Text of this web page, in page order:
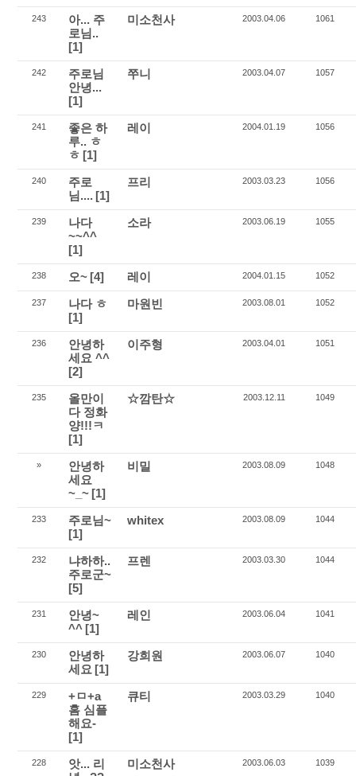
243
아... 주
로님..
[1]
미소천사 2003.04.06 1061
242
주로님
안녕...
[1]
쭈니 2003.04.07 1057
241
좋은 하
루.. ㅎ
ㅎ [1]
레이 2004.01.19 1056
240
주로
님.... [1]
프리 2003.03.23 1056
239
나다
~~^^
[1]
소라 2003.06.19 1055
238 오~ [4] 레이 2004.01.15 1052
237
나다 ㅎ
[1]
마원빈 2003.08.01 1052
236
안녕하
세요 ^^
[2]
이주형 2003.04.01 1051
235
올만이
다 정화
양!!!ㅋ
[1]
☆깜탄☆ 2003.12.11 1049
»
안녕하
세요
~_~ [1]
비밀 2003.08.09 1048
233
주로님~
[1]
whitex 2003.08.09 1044
232
냐하하..
주로군~
[5]
프렌 2003.03.30 1044
231
안녕~
^^ [1]
레인 2003.06.04 1041
230
안녕하
세요 [1]
강희원 2003.06.07 1040
229
+ㅁ+a
홈 심플
해요-
[1]
큐티 2003.03.29 1040
228
앗... 리
미소천사 2003.06.03 1039